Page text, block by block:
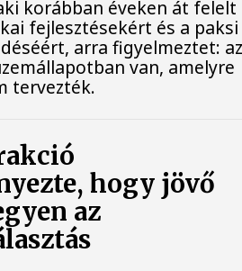
korábban éveken át felelt
fejlesztésekért és a paksi
arra figyelmeztet:
van, amelyre
tervezték.
hogy jövő
az